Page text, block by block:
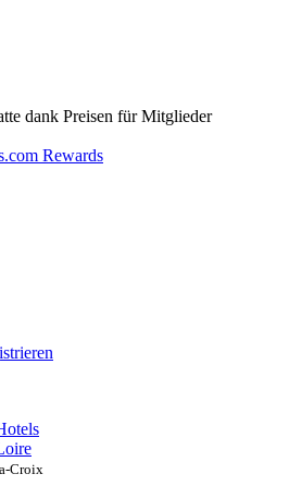
dank Preisen für Mitglieder
Rewards
Croix